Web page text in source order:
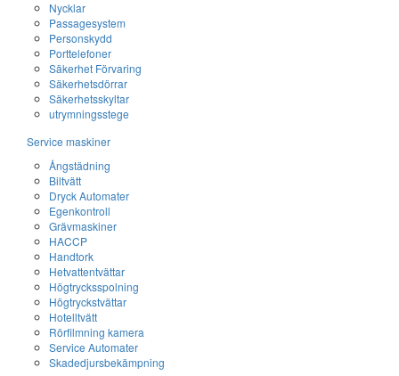
Nycklar
Passagesystem
Personskydd
Porttelefoner
Säkerhet Förvaring
Säkerhetsdörrar
Säkerhetsskyltar
utrymningsstege
Service maskiner
Ångstädning
Biltvätt
Dryck Automater
Egenkontroll
Grävmaskiner
HACCP
Handtork
Hetvattentvättar
Högtrycksspolning
Högtryckstvättar
Hotelltvätt
Rörfilmning kamera
Service Automater
Skadedjursbekämpning